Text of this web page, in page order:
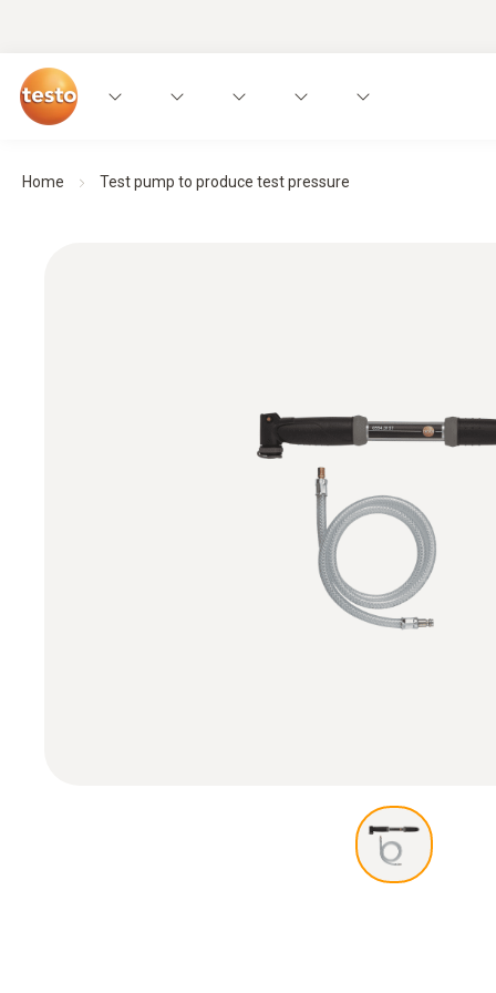
Home Test pump to produce test pressure